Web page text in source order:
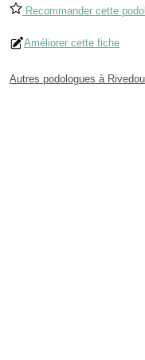
Recommander cette
Améliorer cette fiche
Autres podologues à